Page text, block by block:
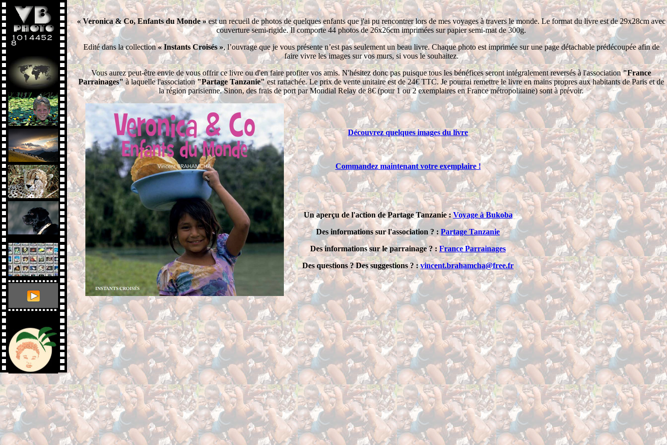
« Veronica & Co, Enfants du Monde »est un recueil de photos de quelques enfants que j'ai pu rencontrer lors de mes voyages à travers le monde. Le format du livre est de 29x28cm avec
couverture semi-rigide. Il comporte 44 photos de 26x26cm imprimées sur papier semi-mat de 300g.
Edité dans la collection« Instants Croisés », l’ouvrage que je vous présente n’est pas seulement un beau livre. Chaque photo est imprimée sur une page détachable prédécoupée afin de
faire vivre les images sur vos murs, si vous le souhaitez.
Vous aurez peut-être envie de vous offrir ce livre ou d'en faire profiter vos amis. N'hésitez donc pas puisque tous les bénéfices seront intégralement reversés à l'association"France
Parrainages"à laquelle l'association"Partage Tanzanie"est rattachée. Le prix de vente unitaire est de 24€ TTC. Je pourrai remettre le livre en mains propres aux habitants de Paris et de
la région parisienne. Sinon, des frais de port par Mondial Relay de 8€ (pour 1 ou 2 exemplaires en France métropolitaine) sont à prévoir.
Découvrez quelques images du livre
Commandez maintenant votre exemplaire !
Un aperçu de l'action de Partage Tanzanie :Voyage à Bukoba
Des informations sur l'association ? : Partage Tanzanie
Des informations sur le parrainage ? : France Parrainages
Des questions ? Des suggestions ? :vincent.brahamcha@free.fr